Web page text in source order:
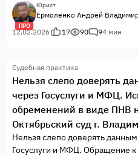
МФЦ занимают огромное
и другой, более эффективный
хорошему юристу.
ПРО
Юрист
Ермоленко Андрей
12.02.2026
17 90 94 мин
Судебная практика
Нельзя слепо доверять
через Госуслуги и МФЦ.
обременений в виде ПНВ
Октябрьский суд г.
Нельзя слепо доверять
Госуслуги и МФЦ. Обращение к